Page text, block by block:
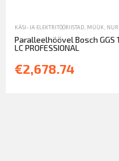
KÄSI- JA ELEKTRITÖÖRIISTAD MÜÜK
Paralleelhöövel Bosch GGS
LC PROFESSIONAL
€2,678.74